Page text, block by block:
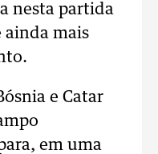
nesta partida
ainda mais
e Catar
em uma